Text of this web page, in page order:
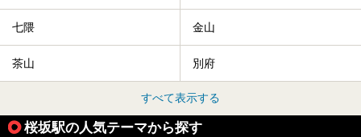
七隈 金山
茶山 別府
すべて表示する
桜坂駅の人気テーマから探す